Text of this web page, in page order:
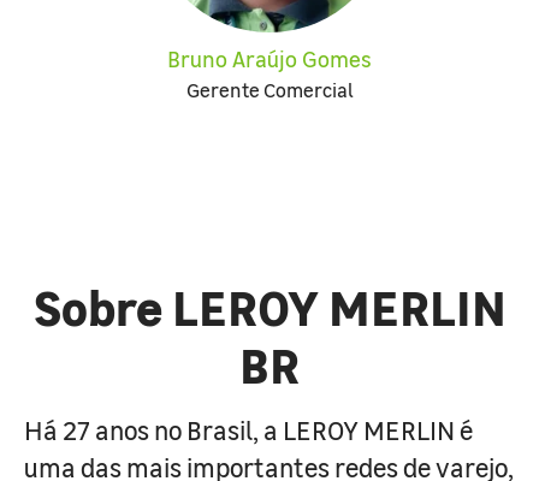
Bruno Araújo Gomes
Gerente Comercial
Sobre LEROY MERLIN
BR
Há 27 anos no Brasil, a LEROY MERLIN é
uma das mais importantes redes de varejo,